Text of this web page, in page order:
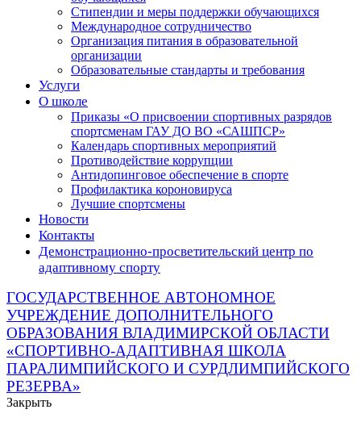
Стипендии и меры поддержки обучающихся
Международное сотрудничество
Организация питания в образовательной
организации
Образовательные стандарты и требования
Услуги
О школе
Приказы «О присвоении спортивных разрядов
спортсменам ГАУ ДО ВО «САШПСР»
Календарь спортивных мероприятий
Противодействие коррупции
Антидопинговое обеспечение в спорте
Профилактика короновируса
Лучшие спортсмены
Новости
Контакты
Демонстрационно-просветительский центр по
адаптивному спорту
ГОСУДАРСТВЕННОЕ АВТОНОМНОЕ
УЧРЕЖДЕНИЕ ДОПОЛНИТЕЛЬНОГО
ОБРАЗОВАНИЯ ВЛАДИМИРСКОЙ ОБЛАСТИ
«СПОРТИВНО-АДАПТИВНАЯ ШКОЛА
ПАРАЛИМПИЙСКОГО И СУРДЛИМПИЙСКОГО
РЕЗЕРВА»
Закрыть